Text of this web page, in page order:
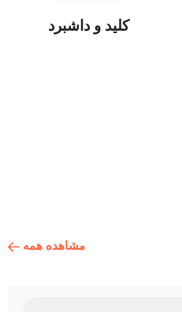
کلید و داشبرد
مشاهده همه